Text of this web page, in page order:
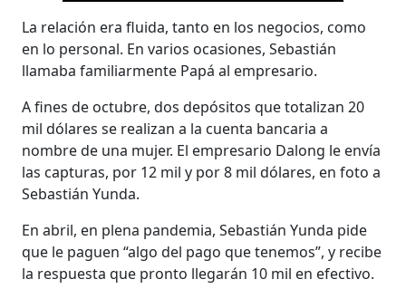
La relación era fluida, tanto en los negocios, como
en lo personal. En varios ocasiones, Sebastián
llamaba familiarmente Papá al empresario.
A fines de octubre, dos depósitos que totalizan 20
mil dólares se realizan a la cuenta bancaria a
nombre de una mujer. El empresario Dalong le envía
las capturas, por 12 mil y por 8 mil dólares, en foto a
Sebastián Yunda.
En abril, en plena pandemia, Sebastián Yunda pide
que le paguen “algo del pago que tenemos”, y recibe
la respuesta que pronto llegarán 10 mil en efectivo.